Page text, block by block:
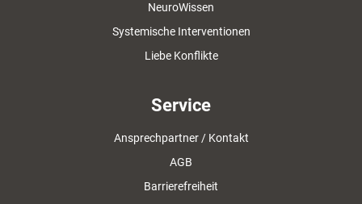
NeuroWissen
Systemische Interventionen
Liebe Konflikte
Service
Ansprechpartner / Kontakt
AGB
Barrierefreiheit